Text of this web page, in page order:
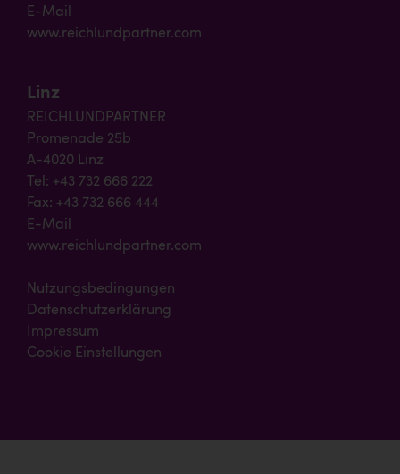
E-Mail
www.reichlundpartner.com
Linz
REICHLUNDPARTNER
Promenade 25b
A-4020 Linz
Tel: +43 732 666 222
Fax: +43 732 666 444
E-Mail
www.reichlundpartner.com
Nutzungsbedingungen
Datenschutzerklärung
Impressum
Cookie Einstellungen